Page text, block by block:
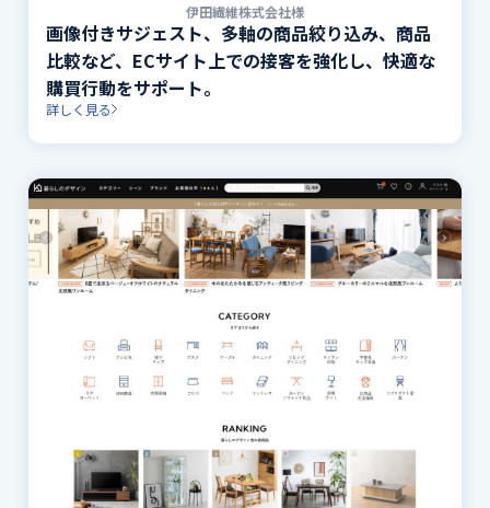
伊田繊維株式会社様
画像付きサジェスト、多軸の商品絞り込み、商品
比較など、ECサイト上での接客を強化し、快適な
購買行動をサポート。
詳しく見る